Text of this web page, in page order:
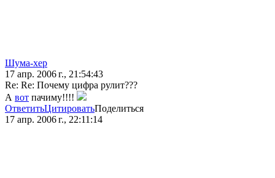
Шума-хер
17 апр. 2006 г., 21:54:43
Re: Re: Почему цифра рулит???
А вот пачиму!!!!
ОтветитьЦитироватьПоделиться
17 апр. 2006 г., 22:11:14